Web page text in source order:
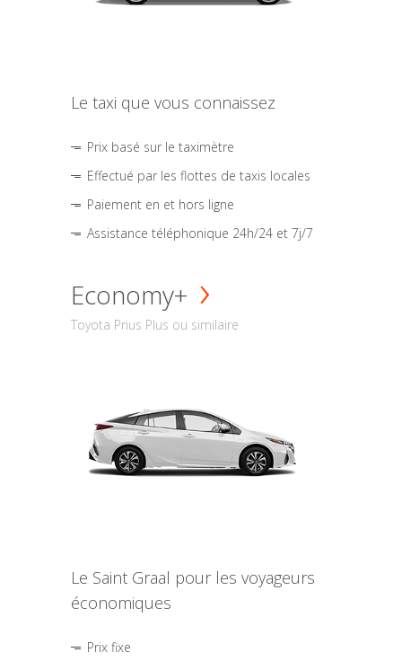
Le taxi que vous connaissez
Prix basé sur le taximètre
Effectué par les flottes de taxis locales
Paiement en et hors ligne
Assistance téléphonique 24h/24 et 7j/7
Economy+
Toyota Prius Plus ou similaire
Le Saint Graal pour les voyageurs
économiques
Prix fixe